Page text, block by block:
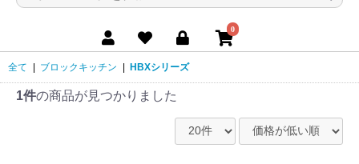
0
全て ブロックキッチン HBXシリーズ
1件の商品が見つかりました